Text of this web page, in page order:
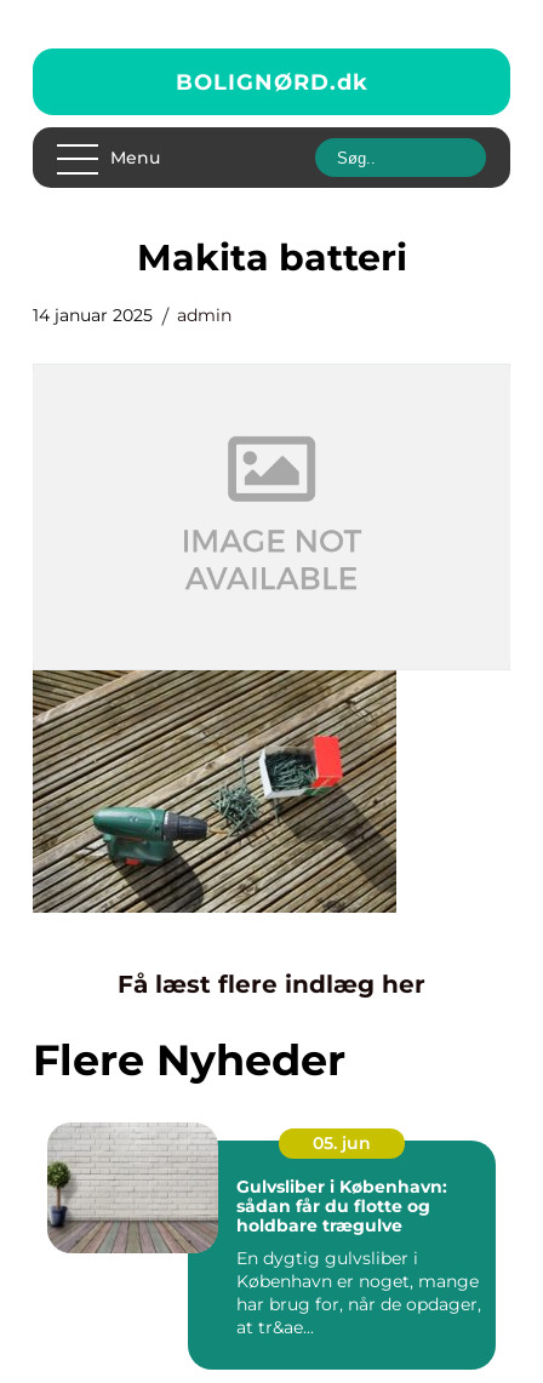
BOLIGNØRD.dk
Menu
makita batteri
14 januar 2025 admin
Få læst flere indlæg her
Flere Nyheder
05. jun
Gulvsliber i København:
sådan får du flotte og
holdbare trægulve
En dygtig gulvsliber i
København er noget, mange
har brug for, når de opdager,
at tr&ae...